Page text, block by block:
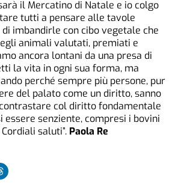
il Mercatino di Natale e io colgo
tutti a pensare alle tavole
imbandirle con cibo vegetale che
animali valutati, premiati e
ancora lontani da una presa di
la vita in ogni sua forma, ma
perché sempre più persone, pur
del palato come un diritto, sanno
col diritto fondamentale
senziente, compresi i bovini
saluti”. Paola Re